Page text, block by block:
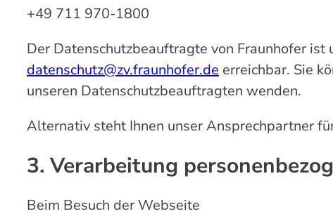
+49 711 970-1800
Der Datenschutzbeauftragte von Fraunhofer
datenschutz@zv.fraunhofer.de erreichbar. Sie
unseren Datenschutzbeauftragten wenden.
Alternativ steht Ihnen unser Ansprechpartner
3. Verarbeitung
Beim Besuch der Webseite